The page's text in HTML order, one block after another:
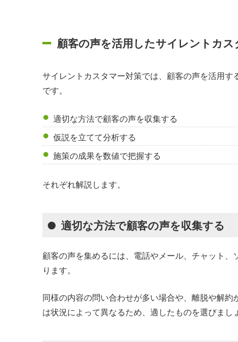
顧客の声を活用したサイレントカ
サイレントカスタマー対策では、顧客の声を活用
です。
適切な方法で顧客の声を収集する
仮説を立てて分析する
施策の成果を数値で把握する
それぞれ解説します。
適切な方法で顧客の声を収集する
顧客の声を集めるには、電話やメール、チャット
ります。
同様の内容の問い合わせが多い場合や、離脱や解
は状況によって異なるため、適したものを選びまし